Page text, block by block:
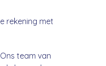
rekening met
team van